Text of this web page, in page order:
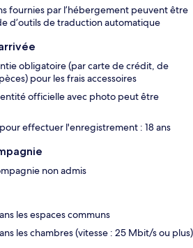
fournies par l’hébergement peuvent être
d’outils de traduction automatique
obligatoire (par carte de crédit, de
pour les frais accessoires
officielle avec photo peut être
effectuer l'enregistrement : 18 ans
non admis
les espaces communs
les chambres (vitesse : 25 Mbit/s ou plus)